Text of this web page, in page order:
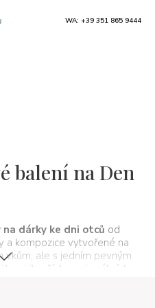
balení na Den
na dárky ke dni otců od
a kompozice vytvořené na
vkům, ale s jedním pevným
nejlepších regionálních
WA: +39 351 865 9444